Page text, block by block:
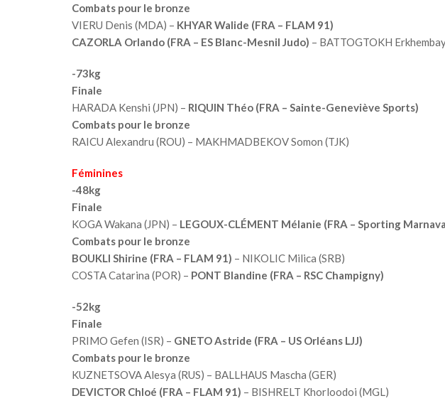
Combats pour le bronze
VIERU Denis (MDA) – KHYAR Walide (FRA – FLAM 91)
CAZORLA Orlando (FRA – ES Blanc-Mesnil Judo) – BATTOGTOKH
-73kg
Finale
HARADA Kenshi (JPN) – RIQUIN Théo (FRA – Sainte-Geneviève Sports)
Combats pour le bronze
RAICU Alexandru (ROU) – MAKHMADBEKOV Somon (TJK)
Féminines
-48kg
Finale
KOGA Wakana (JPN) – LEGOUX-CLÉMENT Mélanie (FRA – Sporting
Combats pour le bronze
BOUKLI Shirine (FRA – FLAM 91) – NIKOLIC Milica (SRB)
COSTA Catarina (POR) – PONT Blandine (FRA – RSC Champigny)
-52kg
Finale
PRIMO Gefen (ISR) – GNETO Astride (FRA – US Orléans LJJ)
Combats pour le bronze
KUZNETSOVA Alesya (RUS) – BALLHAUS Mascha (GER)
DEVICTOR Chloé (FRA – FLAM 91) – BISHRELT Khorloodoi (MGL)